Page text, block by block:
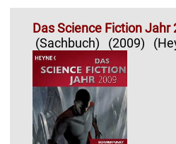
Das Science Fiction Jahr
(Sachbuch)
(2009)